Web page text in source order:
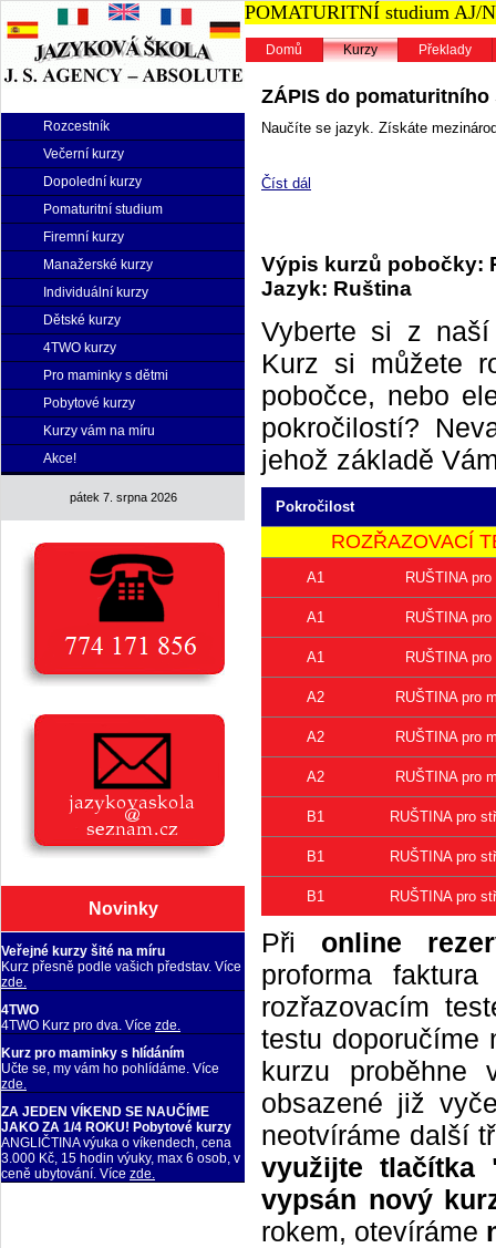
Rozcestník
Večerní kurzy
Dopolední kurzy
Pomaturitní studium
Firemní kurzy
Manažerské kurzy
Individuální kurzy
Dětské kurzy
4TWO kurzy
Pro maminky s dětmi
Pobytové kurzy
Kurzy vám na míru
Akce!
pátek 7. srpna 2026
Novinky
Veřejné kurzy šité na míru
Kurz přesně podle vašich představ. Více
zde.
4TWO
4TWO Kurz pro dva. Více zde.
Kurz pro maminky s hlídáním
Učte se, my vám ho pohlídáme. Více
zde.
ZA JEDEN VÍKEND SE NAUČÍME
JAKO ZA 1/4 ROKU! Pobytové kurzy
ANGLIČTINA výuka o víkendech, cena
3.000 Kč, 15 hodin výuky, max 6 osob, v
ceně ubytování. Více zde.
POMATURITNÍ studium AJ/
Domů Kurzy Překlady
ZÁPIS do pomaturitního
Naučíte se jazyk. Získáte
Číst dál
Výpis kurzů pobočky:
Jazyk: Ruština
Vyberte si z
Kurz si můžete
pobočce, nebo
pokročilostí?
jehož základě
Pokročilost
ROZŘAZOVACÍ
A1 RUŠTINA
A1 RUŠTINA
A1 RUŠTINA
A2 RUŠTINA pro
A2 RUŠTINA pro
A2 RUŠTINA pro
B1 RUŠTINA pro
B1 RUŠTINA pro
B1 RUŠTINA pro
Při online
proforma
rozřazovacím
testu doporučíme
kurzu proběhne
obsazené již
neotvíráme další
využijte tlačítka
vypsán nový
rokem, otevíráme